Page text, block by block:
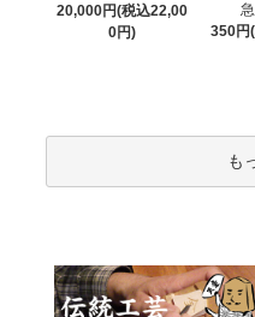
20,000円(税込22,00
0円)
350円
も